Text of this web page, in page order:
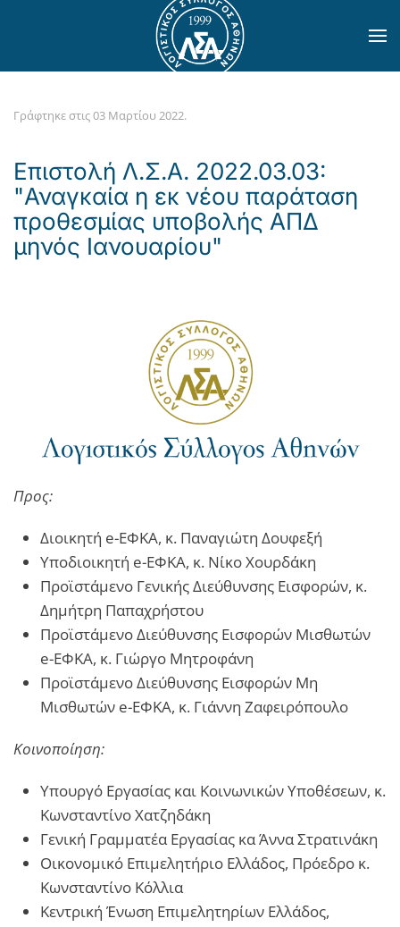
Skip to main content
Γράφτηκε στις03 Μαρτίου 2022.
Επιστολή Λ.Σ.Α. 2022.03.03:
"Αναγκαία η εκ νέου παράταση
προθεσμίας υποβολής ΑΠΔ
μηνός Ιανουαρίου"
Προς:
Διοικητή e-ΕΦΚΑ, κ. Παναγιώτη Δουφεξή
Υποδιοικητή e-ΕΦΚΑ, κ. Νίκο Χουρδάκη
Προϊστάμενο Γενικής Διεύθυνσης Εισφορών, κ.
Δημήτρη Παπαχρήστου
Προϊστάμενο Διεύθυνσης Εισφορών Μισθωτών
e-ΕΦΚΑ, κ. Γιώργο Μητροφάνη
Προϊστάμενο Διεύθυνσης Εισφορών Μη
Μισθωτών e-ΕΦΚΑ, κ. Γιάννη Ζαφειρόπουλο
Κοινοποίηση:
Υπουργό Εργασίας και Κοινωνικών Υποθέσεων, κ.
Κωνσταντίνο Χατζηδάκη
Γενική Γραμματέα Εργασίας κα Άννα Στρατινάκη
Οικονομικό Επιμελητήριο Ελλάδος, Πρόεδρο κ.
Κωνσταντίνο Κόλλια
Κεντρική Ένωση Επιμελητηρίων Ελλάδος,